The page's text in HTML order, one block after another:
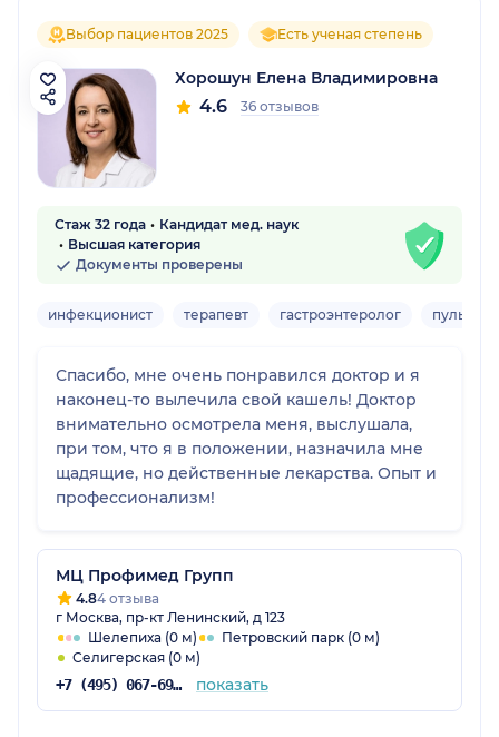
Выбор пациентов 2025 Есть ученая степень
Хорошун Елена Владимировна
4.6 36 отзывов
Стаж 32 года
Кандидат мед. наук
Высшая категория
Документы проверены
инфекционист терапевт гастроэнтеролог
Спасибо, мне очень понравился доктор и я
наконец-то вылечила свой кашель! Доктор
внимательно осмотрела меня, выслушала,
при том, что я в положении, назначила мне
щадящие, но действенные лекарства. Опыт и
профессионализм!
МЦ Профимед Групп
4.84 отзыва
г Москва, пр-кт Ленинский, д 123
Шелепиха (0 м)
Петровский парк (0 м)
Селигерская (0 м)
+7 (495) 067-69-20 показать